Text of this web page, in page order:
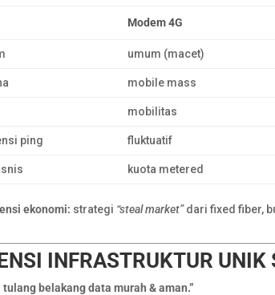
Modem 4G
umum (macet)
mobile mass
mobilitas
ping fluktuatif
kuota metered
ekonomi: strategi “steal market”dari fixed fiber,
INFRASTRUKTUR
tulang belakang data murah & aman.”